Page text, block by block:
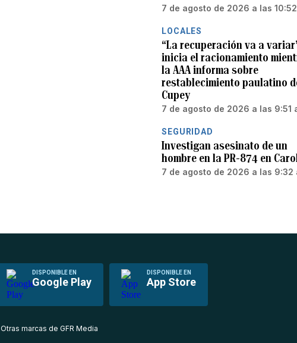
7 de agosto de 2026 a las
LOCALES
“La recuperación va a
inicia el racionamiento
la AAA informa sobre
restablecimiento paulatino
Cupey
7 de agosto de 2026 a las 9:51
SEGURIDAD
Investigan asesinato de un
hombre en la PR-874 en
7 de agosto de 2026 a las 9:32
DISPONIBLE EN
Google Play
DISPONIBLE EN
App Store
Otras marcas de GFR Media